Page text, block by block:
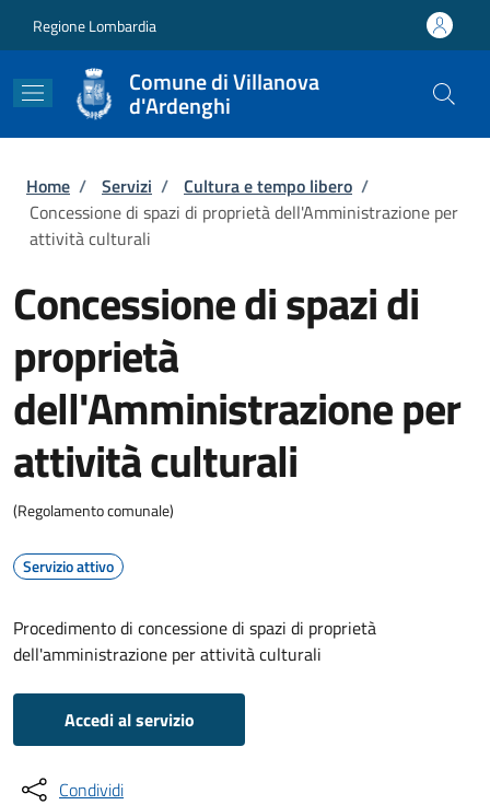
Regione Lombardia
Comune di Villanova
d'Ardenghi
Briciole di pane
Home / Servizi / Cultura e tempo libero /
Concessione di spazi di proprietà dell'Amministrazione per
attività culturali
Concessione di spazi di
proprietà
dell'Amministrazione per
attività culturali
(Regolamento comunale)
Servizio attivo
Procedimento di concessione di spazi di proprietà
dell'amministrazione per attività culturali
Accedi al servizio
Condividi